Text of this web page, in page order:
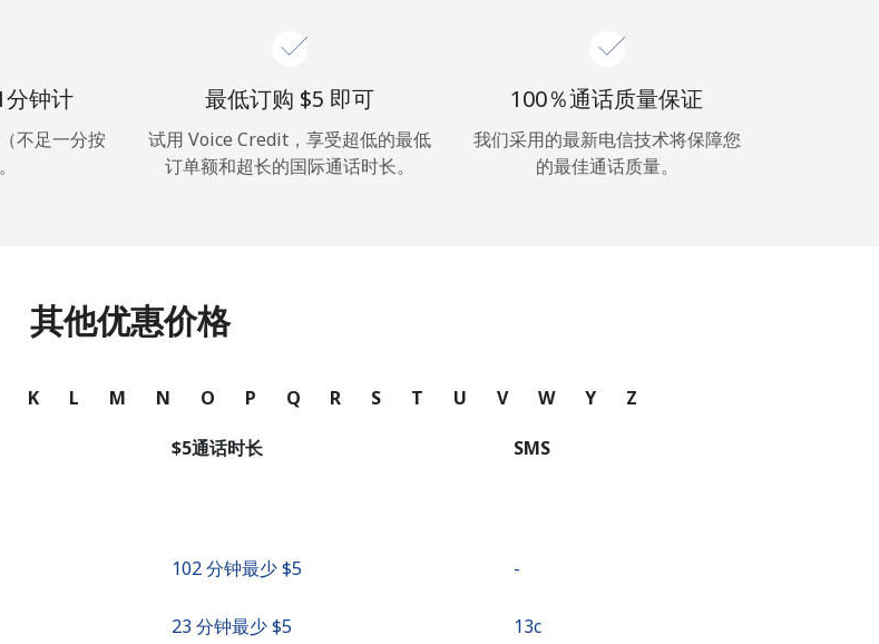
登录
或
钟计
不足一分按
最低订购 ⁦$5⁩ 即可
试用 Voice Credit，享受超低的最低
订单额和超长的国际通话时长。
100％通话质量保证
我们采用的最新电信技术将保障您
的最佳通话质量。
其他优惠价格
K L M N O P Q R S T U V W Y Z
⁦$5⁩通话时长 SMS
102 分钟最少 ⁦$5⁩ -
23 分钟最少 ⁦$5⁩ ⁦13c⁩